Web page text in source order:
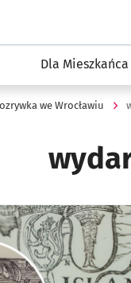
Dla Mieszkańca
we Wrocławiu